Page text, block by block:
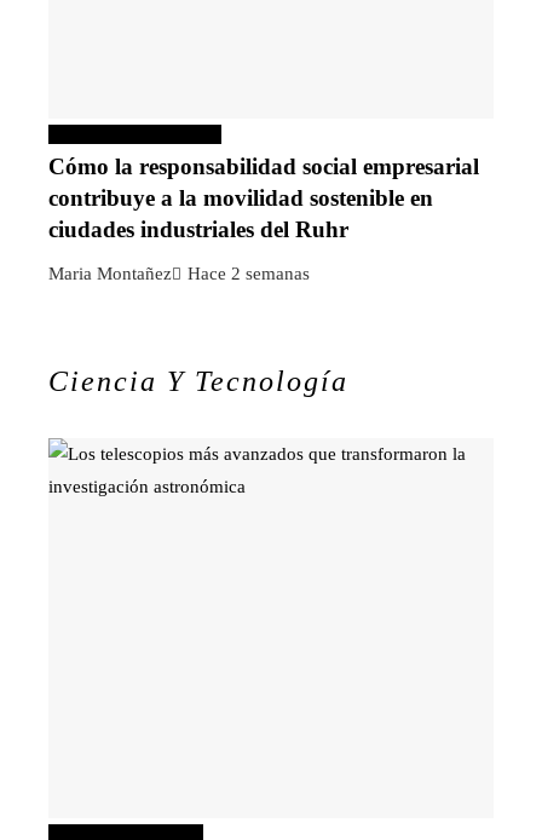
Cómo la responsabilidad social empresarial
contribuye a la movilidad sostenible en
ciudades industriales del Ruhr
Maria Montañez Hace 2 semanas
Ciencia Y Tecnología